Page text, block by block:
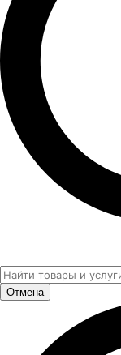
Отмена